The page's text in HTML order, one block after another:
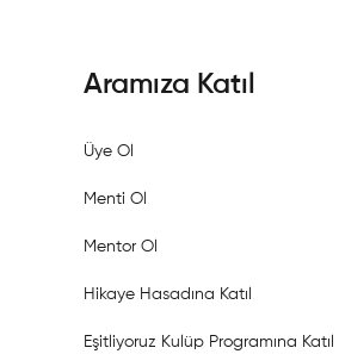
Aramıza Katıl
Üye Ol
Menti Ol
Mentor Ol
Hikaye Hasadına Katıl
Eşitliyoruz Kulüp Programına Katıl